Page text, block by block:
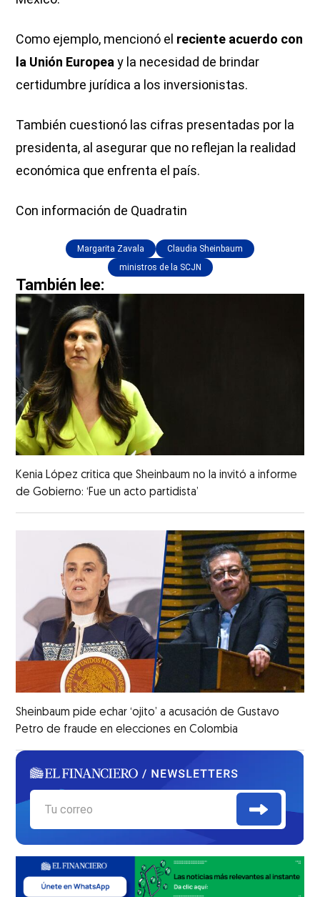
Como ejemplo, mencionó el reciente acuerdo con
la Unión Europea y la necesidad de brindar
certidumbre jurídica a los inversionistas.
También cuestionó las cifras presentadas por la
presidenta, al asegurar que no reflejan la realidad
económica que enfrenta el país.
Con información de Quadratin
Margarita Zavala
Claudia Sheinbaum
ministros de la SCJN
También lee:
Kenia López critica que Sheinbaum no la invitó a informe
de Gobierno: ‘Fue un acto partidista’
Sheinbaum pide echar ‘ojito’ a acusación de Gustavo
Petro de fraude en elecciones en Colombia